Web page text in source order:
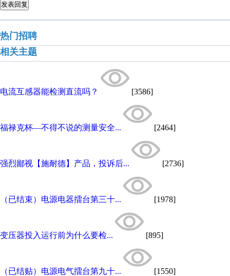
发表回复
热门招聘
相关主题
电流互感器能检测直流吗？ [3586]
福禄克杯—不得不说的测量安全... [2464]
强烈鄙视【施耐德】产品，投诉后... [2736]
（已结束）电源电器擂台第三十... [1978]
变压器投入运行前为什么要检... [895]
（已结贴）电源电气擂台第九十... [1550]